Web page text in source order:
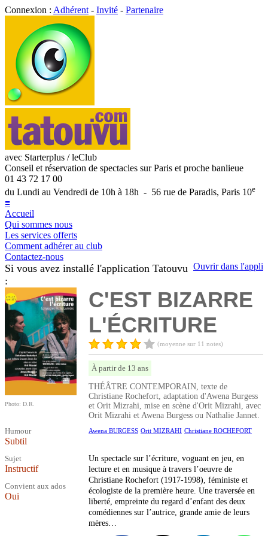
Connexion : Adhérent - Invité - Partenaire
avec Starterplus / leClub
Conseil et réservation de spectacles sur Paris et proche banlieue
01 43 72 17 00
du Lundi au Vendredi de 10h à 18h - 56 rue de Paradis, Paris 10e
≡
Accueil
Qui sommes nous
Les services offerts
Comment adhérer au club
Contactez-nous
Ouvrir dans l'appli
Si vous avez installé l'application Tatouvu
:
Photo: D.R.
Humour
Subtil
Sujet
Instructif
Convient aux ados
Oui
C'EST BIZARRE
L'ÉCRITURE
(moyenne sur 11 notes)
À partir de 13 ans
THÉÂTRE CONTEMPORAIN, texte de
Christiane Rochefort, adaptation d'Awena Burgess
et Orit Mizrahi, mise en scène d'Orit Mizrahi, avec
Orit Mizrahi et Awena Burgess ou Nathalie Jannet.
Awena BURGESS Orit MIZRAHI Christiane ROCHEFORT
Un spectacle sur l’écriture, voguant en jeu, en
lecture et en musique à travers l’oeuvre de
Christiane Rochefort (1917-1998), féministe et
écologiste de la première heure. Une traversée en
liberté, empreinte du regard d’enfant des deux
comédiennes sur l’autrice, grande amie de leurs
mères…